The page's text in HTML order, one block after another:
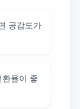
공감도가
율이 좋